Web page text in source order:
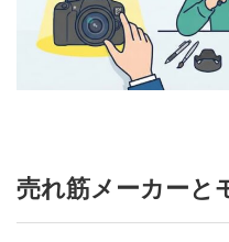
売れ筋メーカーと